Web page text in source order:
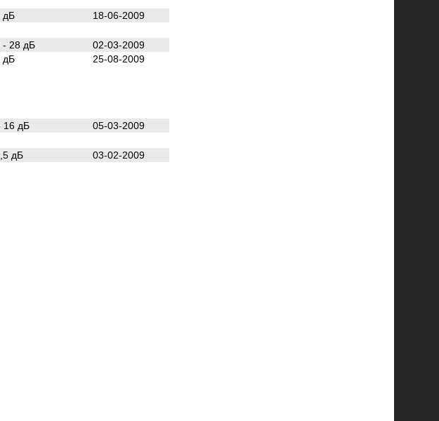
дБ 18-06-2009
- 28 дБ
02-03-2009
дБ 25-08-2009
16 дБ 05-03-2009
дБ 03-02-2009